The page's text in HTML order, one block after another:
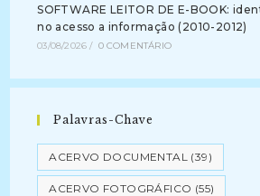
SOFTWARE LEITOR DE E-BOOK:
no acesso a informação (2010-2012)
03/08/2026 / 0 COMENTÁRIO
Palavras-Chave
ACERVO DOCUMENTAL (39)
ACERVO FOTOGRÁFICO (55)